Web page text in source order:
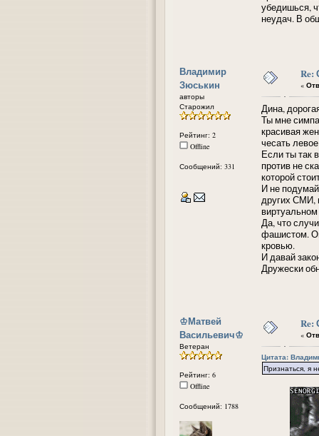
убедишься,
неудач. В
Владимир
Зюськин
авторы
Старожил
Рейтинг: 2
Offline
Сообщений: 331
Re:
«
Дина,
Ты мне
красивая
чесать
Если ты так
против не
которой
И не
других СМИ,
Да, что
фашистом.
кровью.
И давай
Дружески
᠌♔Матвей
Васильевич♔
Ветеран
Рейтинг: 6
Offline
Сообщений: 1788
Re:
«
Цитата:
Признаться, я